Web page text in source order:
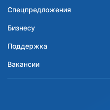
Спецпредложения
Бизнесу
Поддержка
Вакансии